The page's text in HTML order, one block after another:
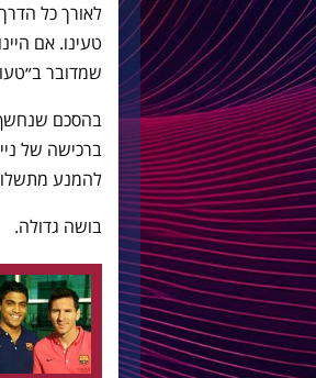
לאורך כל
טעינו. אם
שמדובר
בהסכם שנחשף
ברכישה של
להמנע
בושה גדולה.